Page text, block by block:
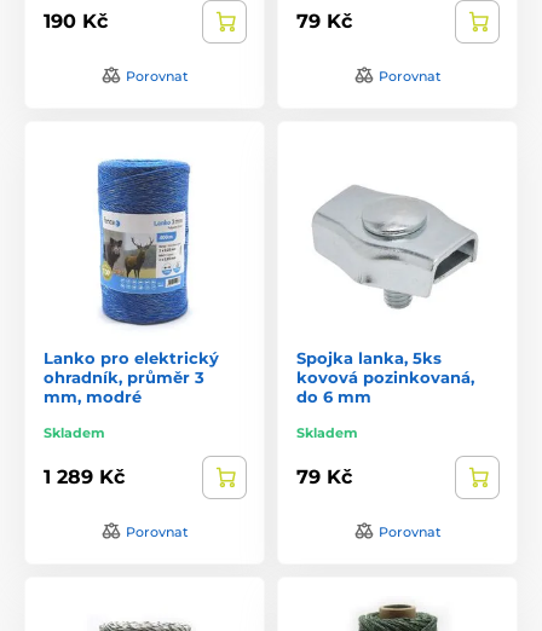
190 Kč
Porovnat
79 Kč
Porovnat
Lanko pro elektrický
ohradník, průměr 3
mm, modré
Skladem
1 289 Kč
Porovnat
Spojka lanka, 5ks
kovová pozinkovaná,
do 6 mm
Skladem
79 Kč
Porovnat